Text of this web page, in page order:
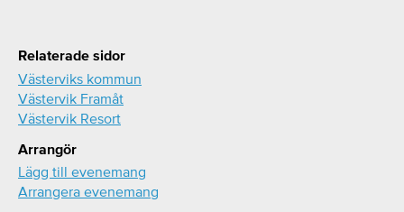
Relaterade sidor
Västerviks kommun
Västervik Framåt
Västervik Resort
Arrangör
Lägg till evenemang
Arrangera evenemang